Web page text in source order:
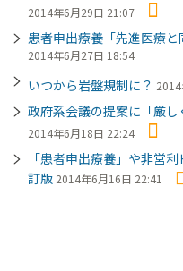
2014年6月29日 21:07
患者申出療養「先進医療
2014年6月27日 18:54
いつから岩盤規制に？
政府系会議の提案に「厳
2014年6月18日 22:24
「患者申出療養」や非
訂版 2014年6月16日 22:41